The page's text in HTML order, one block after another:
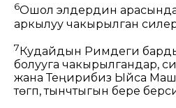
6Ошол элдердин
аркылуу чакырылган
7Кудайдын Римдеги бардык
болууга чакырылгандар,
жана Теңирибиз Ыйса
төгүп, тынчтыгын бере